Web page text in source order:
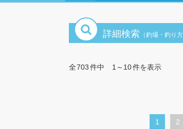
詳細検索 （釣場・釣り
全703件中 1～10件を表示
カ
1
ペ
2